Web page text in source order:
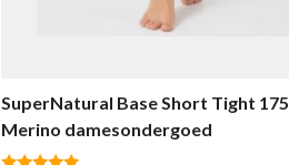
SuperNatural Base Short Tight 175
Merino damesondergoed